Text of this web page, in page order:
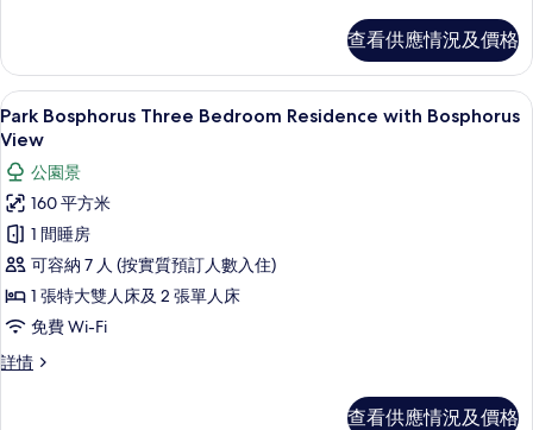
的
相
片
Residence
with
Bosphorus
Terrace
情
查看供應情況及價格
載
入
所
有
Park
Bosphorus
Three
Bedroom
Residence
with
Park Bosphorus Three Bedroom
7
Park Bosphorus Three Bedroom Residence with Bosphorus
View
公園景
160 平方米
1 間睡房
可容納 7 人 (按實質預訂人數入住)
1 張特大雙人床及 2 張單人床
免費 Wi-Fi
詳情
Park
查看供應情況及價格